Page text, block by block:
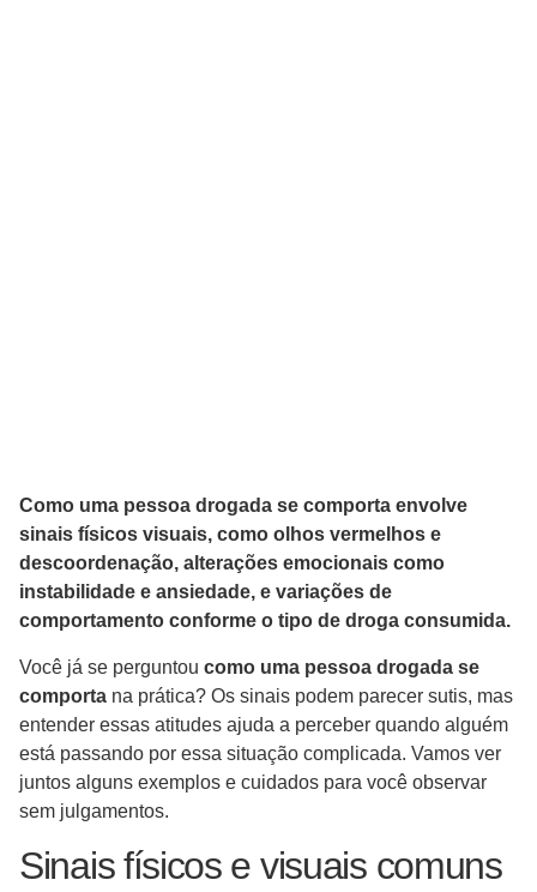
Como uma pessoa drogada se comporta envolve
sinais físicos visuais, como olhos vermelhos e
descoordenação, alterações emocionais como
instabilidade e ansiedade, e variações de
comportamento conforme o tipo de droga consumida.
Você já se perguntou como uma pessoa drogada se
comporta na prática? Os sinais podem parecer sutis, mas
entender essas atitudes ajuda a perceber quando alguém
está passando por essa situação complicada. Vamos ver
juntos alguns exemplos e cuidados para você observar
sem julgamentos.
Sinais físicos e visuais comuns